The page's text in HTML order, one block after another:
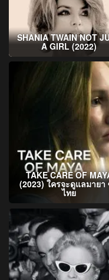
SHANIA TWAIN NOT
A GIRL (2022)
TAKE CARE OF
(2023) ใครจะดูแลมายา
ไทย